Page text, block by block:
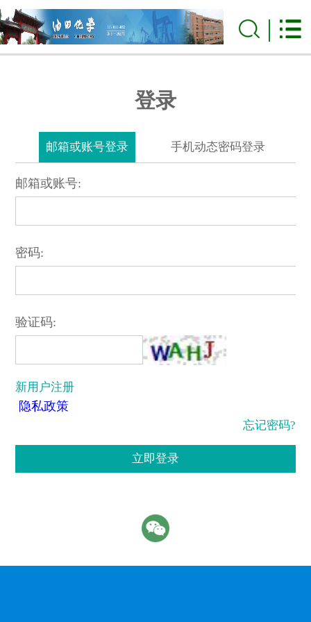
登录
邮箱或账号登录 手机动态密码登录
邮箱或账号:
密码:
验证码:
新用户注册
隐私政策
忘记密码?
立即登录